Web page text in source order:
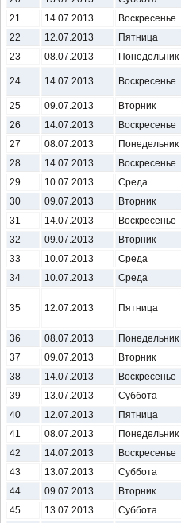
21
14.07.2013 Воскресенье
22
12.07.2013 Пятница
23
08.07.2013 Понедельник
24 14.07.2013 Воскресенье
25
09.07.2013 Вторник
26
14.07.2013 Воскресенье
27
08.07.2013 Понедельник
28
14.07.2013 Воскресенье
29
10.07.2013 Среда
30
09.07.2013 Вторник
31
14.07.2013 Воскресенье
32
09.07.2013 Вторник
33
10.07.2013 Среда
34
10.07.2013 Среда
35 12.07.2013 Пятница
36
08.07.2013 Понедельник
37
09.07.2013 Вторник
38
14.07.2013 Воскресенье
39
13.07.2013 Суббота
40
12.07.2013 Пятница
41
08.07.2013 Понедельник
42
14.07.2013 Воскресенье
43
13.07.2013 Суббота
44
09.07.2013 Вторник
45
13.07.2013 Суббота